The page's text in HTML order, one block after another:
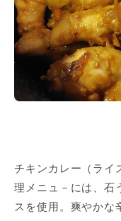
チキンカレー（ライ
理メニュ－には、石
スを使用。爽やかな